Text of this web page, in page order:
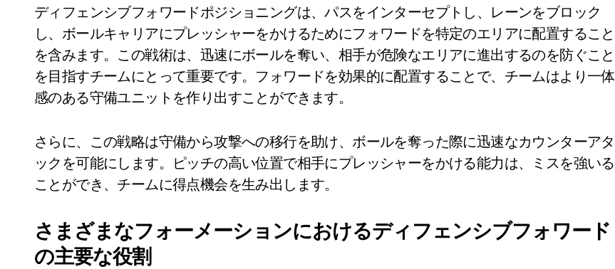
ディフェンシブフォワードポジショニングは、パスをインターセプトし、レーンをブロック
し、ボールキャリアにプレッシャーをかけるためにフォワードを特定のエリアに配置すること
を含みます。この戦術は、迅速にボールを奪い、相手が危険なエリアに進出するのを防ぐこと
を目指すチームにとって重要です。フォワードを効果的に配置することで、チームはより一体
感のある守備ユニットを作り出すことができます。
さらに、この戦略は守備から攻撃への移行を助け、ボールを奪った際に迅速なカウンターアタ
ックを可能にします。ピッチの高い位置で相手にプレッシャーをかける能力は、ミスを強いる
ことができ、チームに得点機会を生み出します。
さまざまなフォーメーションにおけるディフェンシブフォワード
の主要な役割